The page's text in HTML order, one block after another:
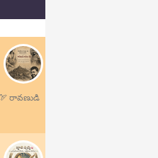
రావణుడి